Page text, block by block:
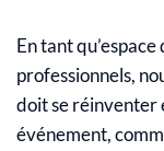
En tant
professionnels,
doit se réinventer
événement,